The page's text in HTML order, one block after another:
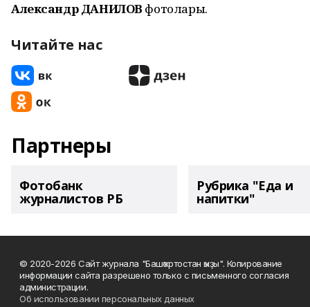
Александр ДАНИЛОВ фотолары.
Читайте нас
Партнеры
Фотобанк
журналистов РБ
Рубрика "Еда и
напитки"
© 2020-2026 Сайт журнала "Башҡортостан ҡыҙы". Копирование
информации сайта разрешено только с письменного согласия
администрации.
Об использовании персональных данных